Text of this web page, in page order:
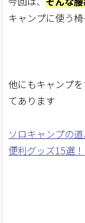
キャンプに使う
他にもキャンプ
てあります
ソロキャンプの
便利グッズ15選！